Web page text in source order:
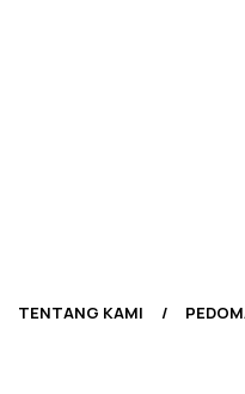
TENTANG KAMI